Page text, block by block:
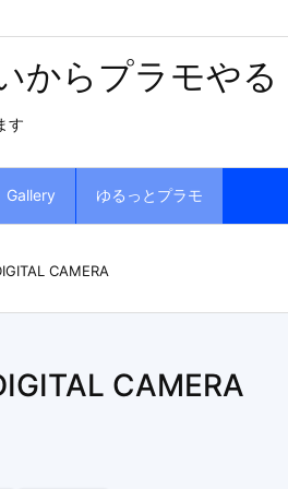
からプラモやる
す
Gallery ゆるっとプラモ
CAMERA
CAMERA